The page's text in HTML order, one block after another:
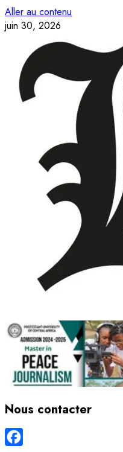
Aller au contenu
juin 30, 2026
Nous contacter